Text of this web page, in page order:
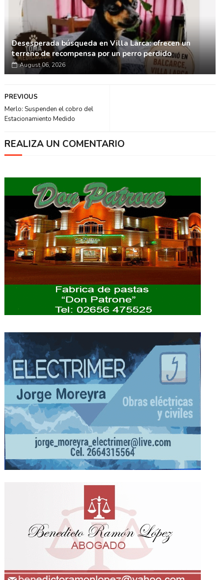
Desesperada búsqueda en Villa Larca: ofrecen un
terreno de recompensa por un perro perdido
August 06, 2026
PREVIOUS
Merlo: Suspenden el cobro del
Estacionamiento Medido
REALIZA UN COMENTARIO